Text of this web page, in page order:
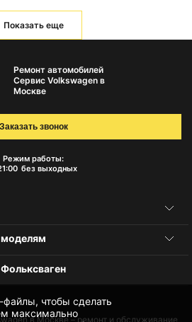
Показать еще
файлы, чтобы сделать
максимально
Ремонт автомобилей
Сервис Volkswagen в
Москве
Режим работы:
без выходных
Заказать звонок
в Москве – ремонт и обслуживание